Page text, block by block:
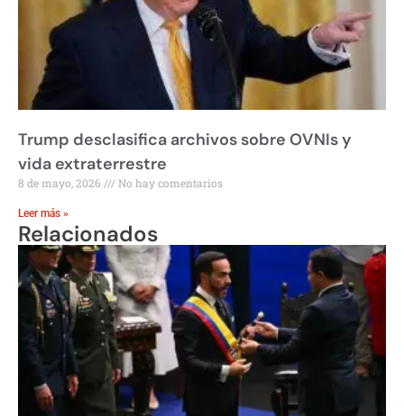
Trump desclasifica archivos sobre OVNIs y
vida extraterrestre
8 de mayo, 2026 No hay comentarios
Leer más »
Relacionados